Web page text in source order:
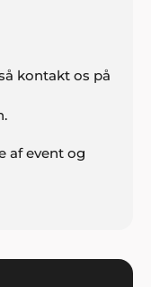
kontakt os på
af event og